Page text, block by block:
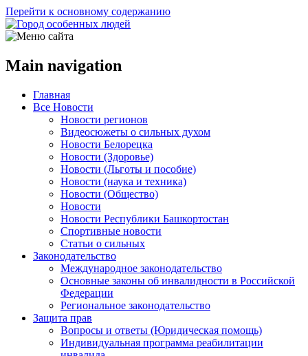
Перейти к основному содержанию
Main navigation
Главная
Все Новости
Новости регионов
Видеосюжеты о сильных духом
Новости Белорецка
Новости (Здоровье)
Новости (Льготы и пособие)
Новости (наука и техника)
Новости (Общество)
Новости
Новости Республики Башкортостан
Спортивные новости
Статьи о сильных
Законодательство
Международное законодательство
Основные законы об инвалидности в Российской
Федерации
Региональное законодательство
Защита прав
Вопросы и ответы (Юридическая помощь)
Индивидуальная программа реабилитации